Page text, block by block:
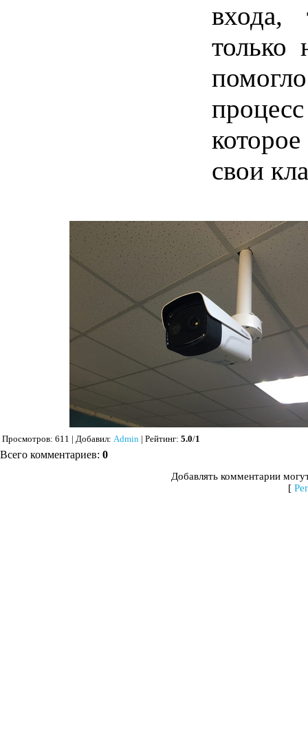
входа,
свои
Просмотров: 611 | Добавил: Admin | Рейтинг: 5.0/1
Всего комментариев: 0
Добавлять комментарии
[